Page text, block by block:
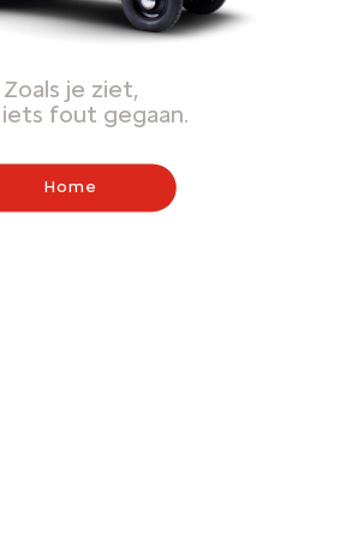
Zoals je ziet,
iets fout gegaan.
Home